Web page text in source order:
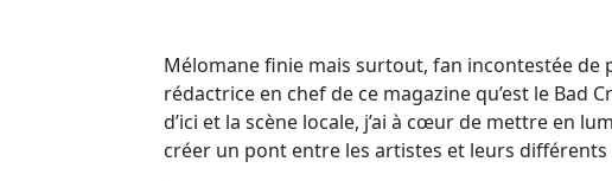
Mélomane finie mais surtout, fan incontestée de
rédactrice en chef de ce magazine qu’est le Bad
d’ici et la scène locale, j’ai à cœur de mettre en
créer un pont entre les artistes et leurs différents